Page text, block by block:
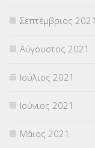
Σεπτέμβριος 2021
Αύγουστος 2021
Ιούλιος 2021
Ιούνιος 2021
Μάιος 2021